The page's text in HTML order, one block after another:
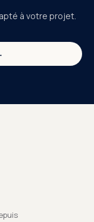
à votre projet.